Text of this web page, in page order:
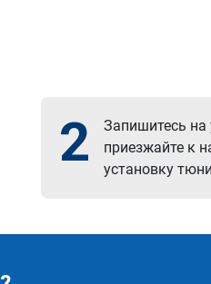
2
Запишитесь на
приезжайте к
установку